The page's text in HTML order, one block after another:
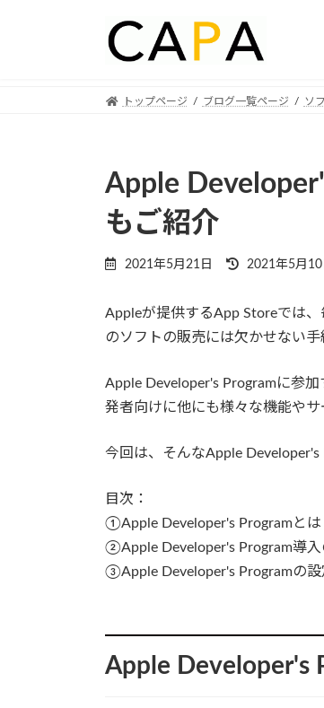
トップページ ブログ一覧ページ ソ
Apple
もご紹介
2021年5月21日
Last
updated
2021年5月10
Appleが提供するApp Storeでは
のソフトの販売には欠かせない手
Apple Developer's Programに参
発者向けに他にも様々な機能やサ
今回は、そんなApple
目次：
①Apple Developer's Programとは
②Apple Developer's Program導入
③Apple Developer's Programの設
Apple Developer's